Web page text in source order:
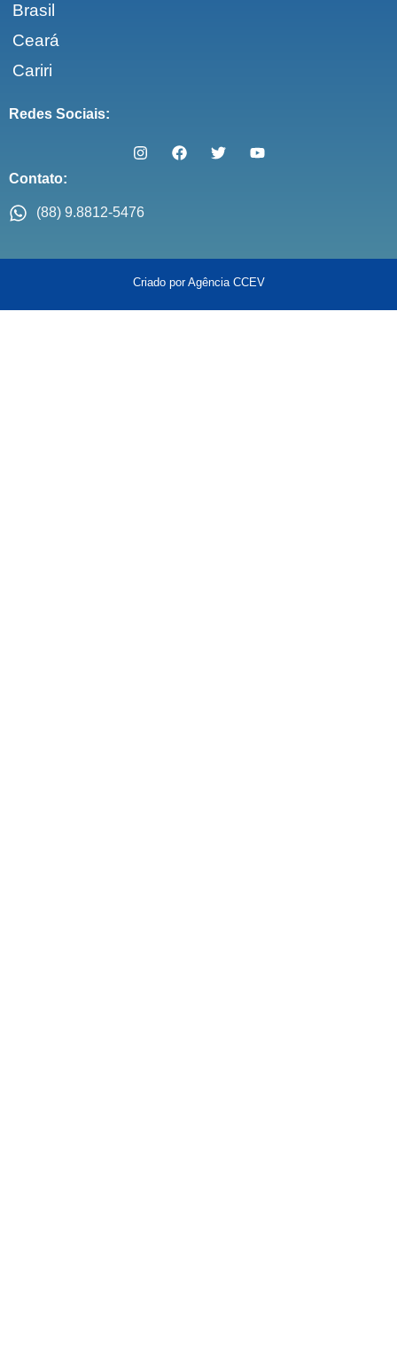
Brasil
Ceará
Cariri
Redes Sociais:
Contato:
(88) 9.8812-5476
Criado por Agência CCEV